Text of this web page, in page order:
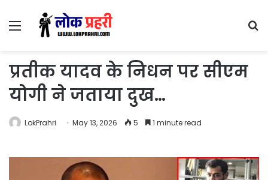
Menu
प्रतीक यादव के निधन पर सीएम
योगी ने जताया दुख…
LokPrahri May 13, 2026 5 1 minute read